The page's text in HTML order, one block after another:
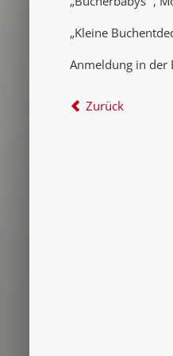
„Kleine
Anmeldung in der
Zurück